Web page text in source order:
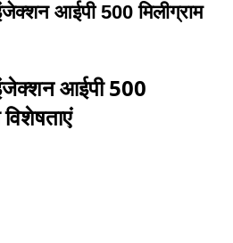
आईपी 500 मिलीग्राम
आईपी 500